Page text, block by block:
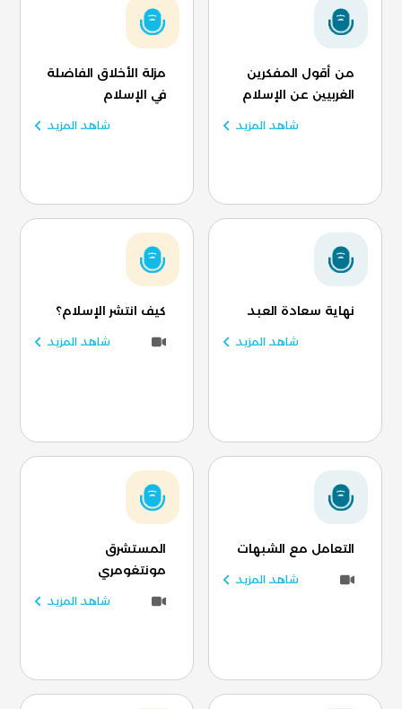
من أقول المفكرين
الغربيين عن الإسلام
شاهد المزيد
مزلة الأخلاق الفاضلة
في الإسلام
شاهد المزيد
نهاية سعادة العبد
شاهد المزيد
كيف انتشر الإسلام؟
شاهد المزيد
التعامل مع الشبهات
شاهد المزيد
المستشرق
مونتغومري
شاهد المزيد